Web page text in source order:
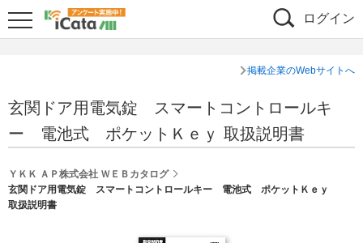
ログイン
掲載企業のWebサイトへ
玄関ドア用電気錠 スマートコントロールキ
ー 電池式 ポケットＫｅｙ 取扱説明書
ＹＫＫ ＡＰ株式会社 ＷＥＢカタログ
玄関ドア用電気錠 スマートコントロールキー 電池式 ポケットＫｅｙ
取扱説明書